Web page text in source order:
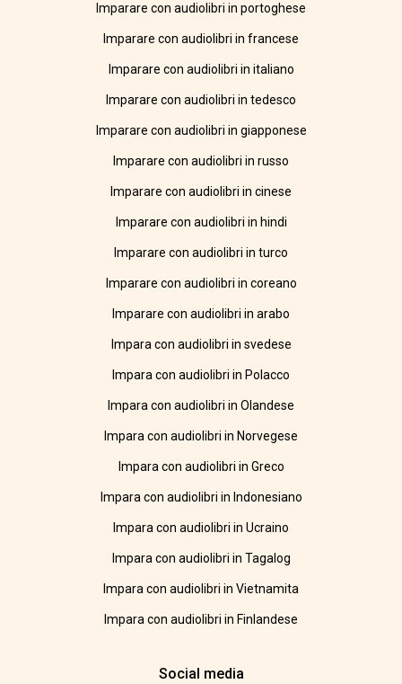
Imparare con audiolibri in portoghese
Imparare con audiolibri in francese
Imparare con audiolibri in italiano
Imparare con audiolibri in tedesco
Imparare con audiolibri in giapponese
Imparare con audiolibri in russo
Imparare con audiolibri in cinese
Imparare con audiolibri in hindi
Imparare con audiolibri in turco
Imparare con audiolibri in coreano
Imparare con audiolibri in arabo
Impara con audiolibri in svedese
Impara con audiolibri in Polacco
Impara con audiolibri in Olandese
Impara con audiolibri in Norvegese
Impara con audiolibri in Greco
Impara con audiolibri in Indonesiano
Impara con audiolibri in Ucraino
Impara con audiolibri in Tagalog
Impara con audiolibri in Vietnamita
Impara con audiolibri in Finlandese
Social media